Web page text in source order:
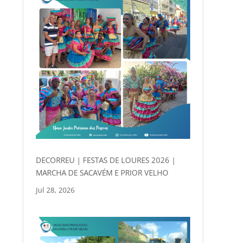
DECORREU | FESTAS DE LOURES 2026 |
MARCHA DE SACAVÉM E PRIOR VELHO
Jul 28, 2026